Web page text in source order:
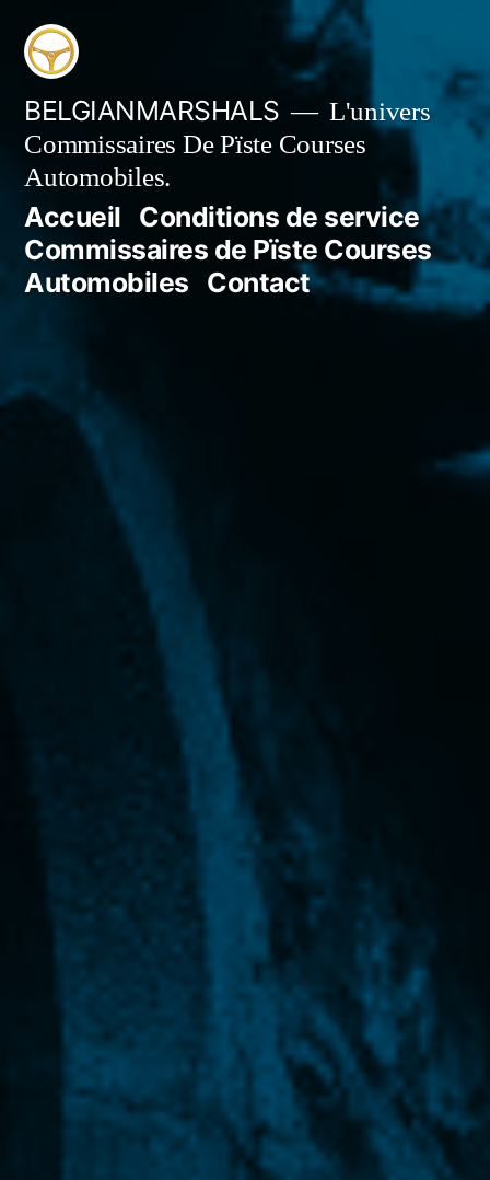
Aller
contenu
BELGIANMARSHALS
L'univers
Commissaires De Pïste Courses
Automobiles.
Accueil Conditions de service
Commissaires de Pïste Courses
Automobiles Contact